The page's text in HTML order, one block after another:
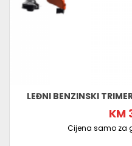
LEĐNI BENZINSKI
KM
Cijena samo za